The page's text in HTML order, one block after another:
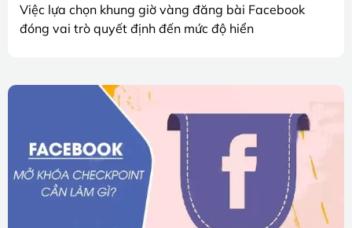
Việc lựa chọn khung giờ vàng đăng bài Facebook
đóng vai trò quyết định đến mức độ hiển